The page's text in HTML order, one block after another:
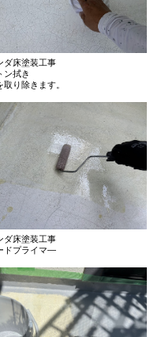
ダ床塗装工事
ン拭き
取り除きます。
ダ床塗装工事
ドプライマ―